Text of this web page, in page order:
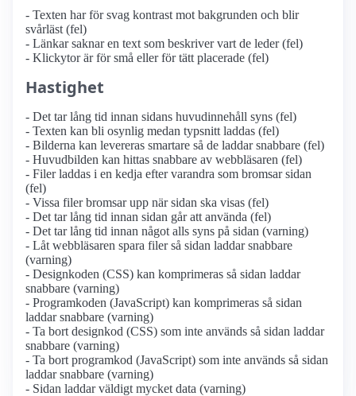
- Texten har för svag kontrast mot bakgrunden och blir
svårläst (fel)
- Länkar saknar en text som beskriver vart de leder (fel)
- Klickytor är för små eller för tätt placerade (fel)
Hastighet
- Det tar lång tid innan sidans huvudinnehåll syns (fel)
- Texten kan bli osynlig medan typsnitt laddas (fel)
- Bilderna kan levereras smartare så de laddar snabbare (fel)
- Huvudbilden kan hittas snabbare av webbläsaren (fel)
- Filer laddas i en kedja efter varandra som bromsar sidan
(fel)
- Vissa filer bromsar upp när sidan ska visas (fel)
- Det tar lång tid innan sidan går att använda (fel)
- Det tar lång tid innan något alls syns på sidan (varning)
- Låt webbläsaren spara filer så sidan laddar snabbare
(varning)
- Designkoden (CSS) kan komprimeras så sidan laddar
snabbare (varning)
- Programkoden (JavaScript) kan komprimeras så sidan
laddar snabbare (varning)
- Ta bort designkod (CSS) som inte används så sidan laddar
snabbare (varning)
- Ta bort programkod (JavaScript) som inte används så sidan
laddar snabbare (varning)
- Sidan laddar väldigt mycket data (varning)